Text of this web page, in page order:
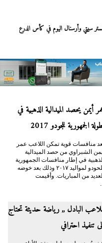
سيتي وأرسنال اليوم في كأس الدرع
أيمن يحصد الميدالية الذهبية في
الجمهورية للجودو 2017
منافسات قوية تمكن اللاعب عمر
الشبراوي من حصد الميدالية
الذهبية في إطار منافسات الجمهورية
للحودو لمواليد ٢٠١٧ وذلك بعد خوضه
العديد من المباريات. وأقيمت
البادل ,, رياضة حديثة تحتاج
تنفيذ احترافي